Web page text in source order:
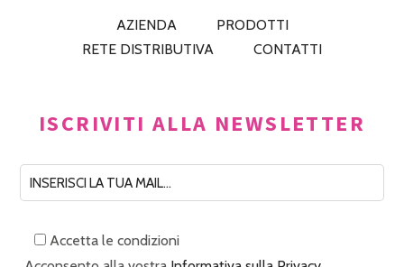
AZIENDA
PRODOTTI
RETE DISTRIBUTIVA
CONTATTI
ISCRIVITI ALLA NEWSLETTER
Accetta le condizioni